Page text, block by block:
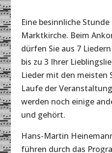
Eine besinnliche
Marktkirche. Beim
dürfen Sie aus 7
bis zu 3 Ihrer
Lieder mit den meisten
Laufe der
werden noch einige
und gehört.
Hans-Martin
führen durch das